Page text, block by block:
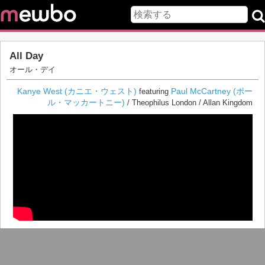
All Day
オール・デイ
Kanye West (カニエ・ウェスト) featuring Paul McCartney (ポー
ル・マッカートニー) / Theophilus London / Allan Kingdom